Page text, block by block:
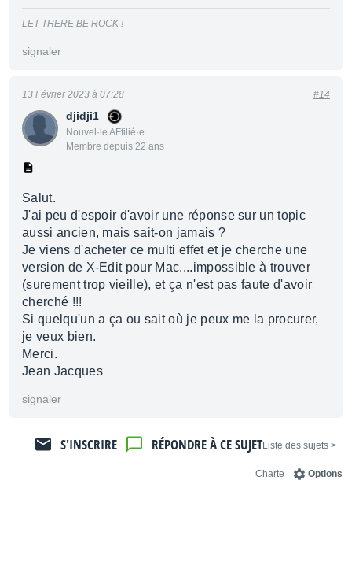
LET THERE BE ROCK !
signaler
djidji1
Nouvel·le AFfilié·e
Membre depuis 22 ans
13 Février 2023 à 07:28 #14
Salut.
J'ai peu d'espoir d'avoir une réponse sur un topic
aussi ancien, mais sait-on jamais ?
Je viens d'acheter ce multi effet et je cherche une
version de X-Edit pour Mac....impossible à trouver
(surement trop vieille), et ça n'est pas faute d'avoir
cherché !!!
Si quelqu'un a ça ou sait où je peux me la procurer,
je veux bien.
Merci.
Jean Jacques
signaler
< Liste des sujets
RÉPONDRE À CE SUJET
S'INSCRIRE
Options
Charte